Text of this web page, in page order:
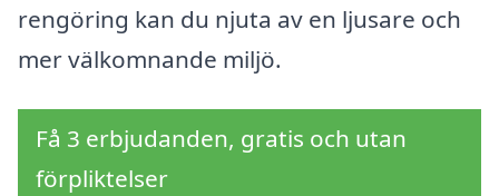
rengöring kan du njuta av en ljusare och
mer välkomnande miljö.
Få 3 erbjudanden, gratis och utan
förpliktelser